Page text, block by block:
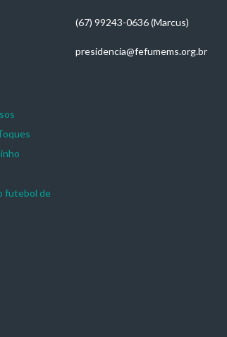
futebol de
(67) 99243-0636 (Marcus)
presidencia@fefumems.org.br